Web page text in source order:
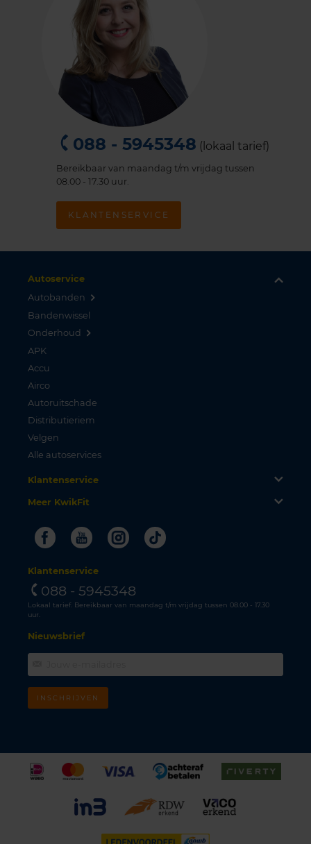
088 - 5945348 (lokaal tarief)
Bereikbaar van maandag t/m vrijdag tussen
08.00 - 17.30 uur.
KLANTENSERVICE
Autoservice
Autobanden
Bandenwissel
Onderhoud
APK
Accu
Airco
Autoruitschade
Distributieriem
Velgen
Alle autoservices
Klantenservice
Meer KwikFit
FacebookYoutubeInstagram
Tiktok
Klantenservice
088 - 5945348
Lokaal tarief. Bereikbaar van maandag t/m vrijdag tussen 08.00 - 17.30
uur.
Nieuwsbrief
INSCHRIJVEN